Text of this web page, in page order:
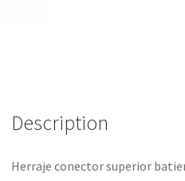
Description
Herraje conector superior